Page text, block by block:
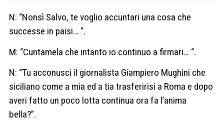
N: “Nonsì Salvo, te voglio accuntari una cosa che
successe in paisi… “.
M: “Cuntamela che intanto io continuo a firmari… “.
N: “Tu acconusci il giornalista Giampiero Mughini che
siciliano come a mia ed a tia trasferirisi a Roma e dopo
averi fatto un poco lotta continua ora fa l’anima
bella?”.